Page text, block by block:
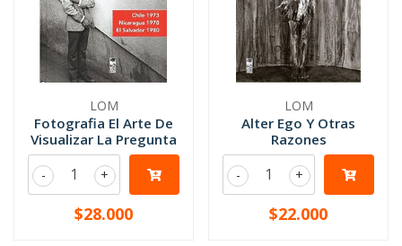
LOM
Fotografia El Arte De
Visualizar La Pregunta
+
-
$28.000
LOM
Alter Ego Y Otras
Razones
+
-
$22.000